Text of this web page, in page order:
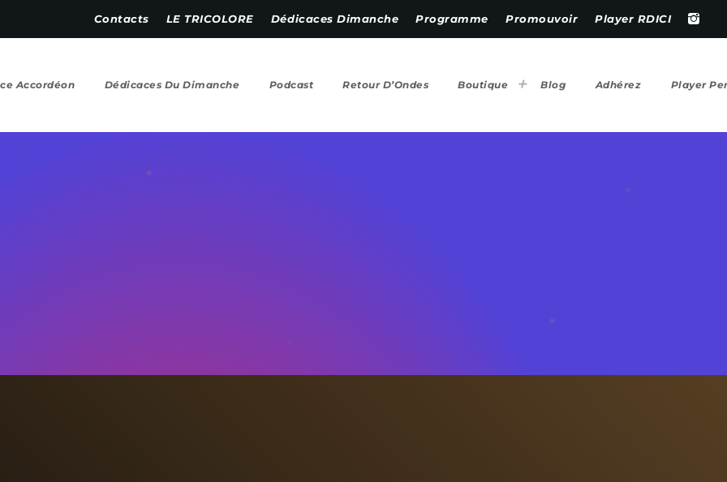
Contacts LE TRICOLORE Dédicaces Dimanche Programme Promouvoir Player RDICI
Accordéon Dédicaces Du Dimanche Podcast Retour D’Ondes Boutique Blog Adhérez Player